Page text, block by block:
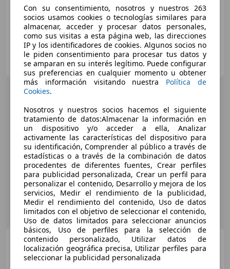
03/2003 92.040 km Gasolina 57 kW (77 CV)
BANYOLES AUTOMOCIO 2019
ES-17820 BANYOLES
Honda Jazz
1.2i-VTEC
Elegance Plus
Con su consentimiento, nosotros y nuestros 263
socios usamos cookies o tecnologías similares para
almacenar, acceder y procesar datos personales,
como sus visitas a esta página web, las direcciones
IP y los identificadores de cookies. Algunos socios no
le piden consentimiento para procesar tus datos y
se amparan en su interés legítimo. Puede configurar
sus preferencias en cualquier momento u obtener
más información visitando nuestra Política de
Cookies.
Nosotros y nuestros socios hacemos el siguiente
tratamiento de datos:Almacenar la información en
un dispositivo y/o acceder a ella, Analizar
activamente las características del dispositivo para
su identificación, Comprender al público a través de
estadísticas o a través de la combinación de datos
procedentes de diferentes fuentes, Crear perfiles
para publicidad personalizada, Crear un perfil para
personalizar el contenido, Desarrollo y mejora de los
servicios, Medir el rendimiento de la publicidad,
Medir el rendimiento del contenido, Uso de datos
limitados con el objetivo de seleccionar el contenido,
Uso de datos limitados para seleccionar anuncios
básicos, Uso de perfiles para la selección de
contenido personalizado, Utilizar datos de
localización geográfica precisa, Utilizar perfiles para
seleccionar la publicidad personalizada